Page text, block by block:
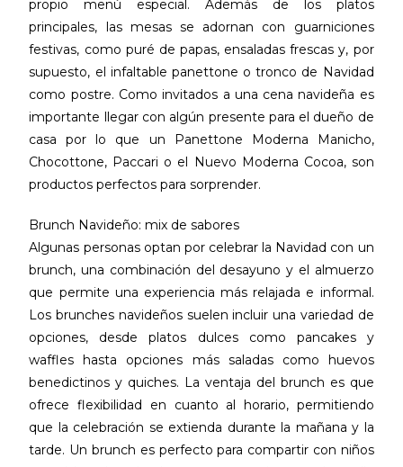
propio menú especial. Además de los platos
principales, las mesas se adornan con guarniciones
festivas, como puré de papas, ensaladas frescas y, por
supuesto, el infaltable panettone o tronco de Navidad
como postre. Como invitados a una cena navideña es
importante llegar con algún presente para el dueño de
casa por lo que un Panettone Moderna Manicho,
Chocottone, Paccari o el Nuevo Moderna Cocoa, son
productos perfectos para sorprender.
Brunch Navideño: mix de sabores
Algunas personas optan por celebrar la Navidad con un
brunch, una combinación del desayuno y el almuerzo
que permite una experiencia más relajada e informal.
Los brunches navideños suelen incluir una variedad de
opciones, desde platos dulces como pancakes y
waffles hasta opciones más saladas como huevos
benedictinos y quiches. La ventaja del brunch es que
ofrece flexibilidad en cuanto al horario, permitiendo
que la celebración se extienda durante la mañana y la
tarde. Un brunch es perfecto para compartir con niños